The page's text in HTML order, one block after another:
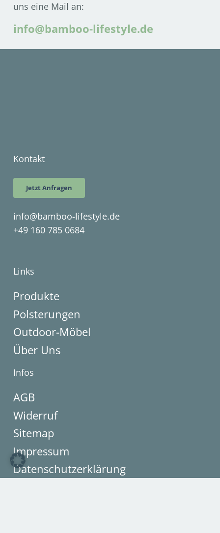
uns eine Mail an:
info@bamboo-lifestyle.de
Kontakt
Jetzt Anfragen
info@bamboo-lifestyle.de
+49 160 785 0684
Links
Produkte
Polsterungen
Outdoor-Möbel
Über Uns
Infos
AGB
Widerruf
Sitemap
Impressum
Datenschutzerklärung